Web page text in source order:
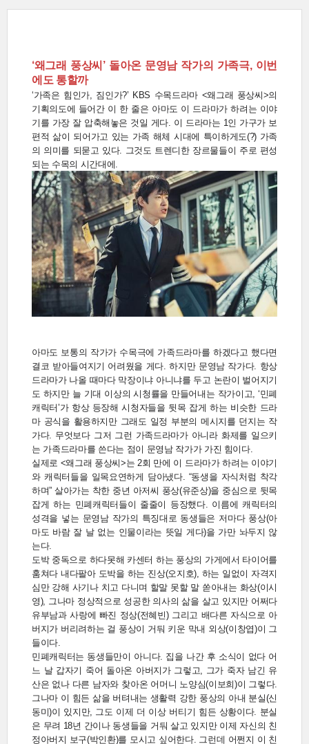
‘왜그래 풍상씨’ 돌아온 문영남 작가의 가족극, 이번
에도 통할까
‘가족은 힘인가, 짐인가?’ KBS 수목드라마 <왜그래 풍상씨>의
기획의도에 들어간 이 한 줄은 아마도 이 드라마가 하려는 이야
기를 가장 잘 압축해놓은 것일 게다. 이 드라마는 1인 가구가 보
편적 삶이 되어가고 있는 가족 해체 시대에 특이하게도(?) 가족
의 의미를 되묻고 있다. 그것도 트렌디한 장르물들이 주로 편성
되는 수목의 시간대에.
아마도 보통의 작가가 수목극에 가족드라마를 하겠다고 했다면
결코 받아들여지기 어려웠을 게다. 하지만 문영남 작가다. 항상
드라마가 나올 때마다 막장이냐 아니냐를 두고 논란이 벌어지기
도 하지만 늘 기대 이상의 시청률을 만들어내는 작가이고, ‘민폐
캐릭터’가 항상 등장해 시청자들을 뒷목 잡게 하는 비슷한 드라
마 공식을 활용하지만 그래도 일정 부분의 메시지를 던지는 작
가다. 무엇보다 그저 그런 가족드라마가 아니라 화제를 일으키
는 가족드라마를 쓴다는 점이 문영남 작가가 가진 힘이다.
실제로 <왜그래 풍상씨>는 2회 만에 이 드라마가 하려는 이야기
와 캐릭터들을 일목요연하게 담아냈다. “동생을 자식처럼 착각
하며” 살아가는 착한 중년 아저씨 풍상(유준상)을 중심으로 뒷목
잡게 하는 민폐캐릭터들이 줄줄이 등장했다. 이름에 캐릭터의
성격을 넣는 문영남 작가의 특징대로 동생들은 저마다 풍상(아
마도 바람 잘 날 없는 인물이라는 뜻일 게다)을 가만 놔두지 않
는다.
도박 중독으로 하다못해 카센터 하는 풍상의 가게에서 타이어를
훔쳐다 내다팔아 도박을 하는 진상(오지호), 하는 일없이 자격지
심만 강해 사기나 치고 다니며 할말 못할 말 쏟아내는 화상(이시
영), 그나마 정상적으로 성공한 의사의 삶을 살고 있지만 어쩌다
유부남과 사랑에 빠진 정상(전혜빈) 그리고 배다른 자식으로 아
버지가 버리려하는 걸 풍상이 거둬 키운 막내 외상(이창엽)이 그
들이다.
민폐캐릭터는 동생들만이 아니다. 집을 나간 후 소식이 없다 어
느 날 갑자기 죽어 돌아온 아버지가 그렇고, 그가 죽자 남긴 유
산은 없나 다른 남자와 찾아온 어머니 노양심(이보희)이 그렇다.
그나마 이 힘든 삶을 버텨내는 생활력 강한 풍상의 아내 분실(신
동미)이 있지만, 그도 이제 더 이상 버티기 힘든 상황이다. 분실
은 무려 18년 간이나 동생들을 거둬 살고 있지만 이제 자신의 친
정아버지 보구(박인환)를 모시고 싶어한다. 그런데 어쩐지 이 친